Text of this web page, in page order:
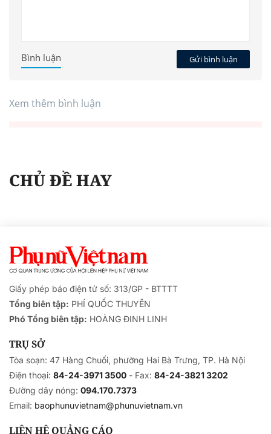
Gửi bình luận
Bình luận
Xem thêm bình luận
CHỦ ĐỀ HAY
Giấy phép báo điện tử số: 313/GP - BTTTT
Tổng biên tập: PHÍ QUỐC THUYÊN
Phó Tổng biên tập: HOÀNG ĐINH LINH
TRỤ SỞ
Tòa soạn: 47 Hàng Chuối, phường Hai Bà Trưng, TP. Hà Nội
Điện thoại: 84-24-3971 3500 - Fax: 84-24-3821 3202
Đường dây nóng: 094.170.7373
Email: baophunuvietnam@phunuvietnam.vn
LIÊN HỆ QUẢNG CÁO